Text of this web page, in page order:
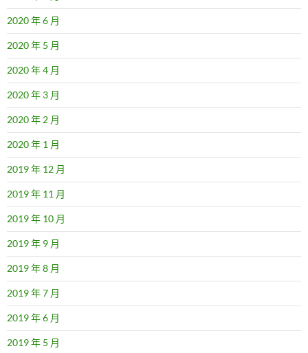
2020 年 6 月
2020 年 5 月
2020 年 4 月
2020 年 3 月
2020 年 2 月
2020 年 1 月
2019 年 12 月
2019 年 11 月
2019 年 10 月
2019 年 9 月
2019 年 8 月
2019 年 7 月
2019 年 6 月
2019 年 5 月